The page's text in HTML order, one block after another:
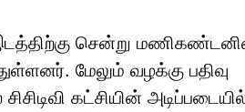
சென்று
மேலும் வழக்கு பதிவு
கட்சியின்